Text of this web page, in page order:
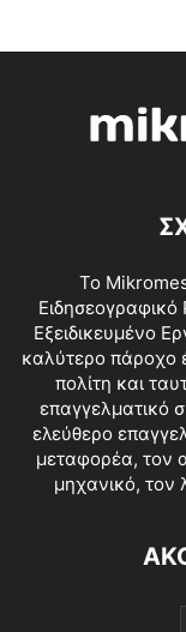
Το
Εξειδικευμένο
καλύτερο πάροχο
πολίτη και
επαγγελματικό
ελεύθερο
μεταφορέα, τον
μηχανικό, τον